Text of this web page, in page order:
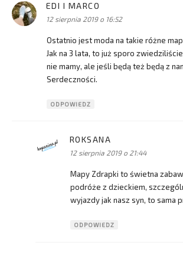
EDI I MARCO
12 sierpnia 2019 o 16:52
Ostatnio jest moda na takie różne
Jak na 3 lata, to już sporo
nie mamy, ale jeśli będą też będą z
Serdeczności.
ODPOWIEDZ
ROKSANA
12 sierpnia 2019 o 21:44
Mapy Zdrapki to świetna
podróże z dzieckiem,
wyjazdy jak nasz syn, to sama
ODPOWIEDZ